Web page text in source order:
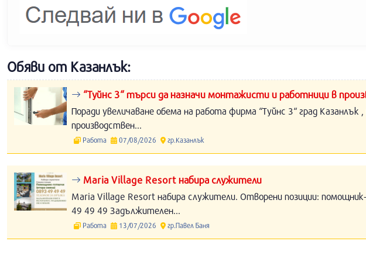
Обяви от Казанлък:
“Туйнс 3“ търси да назначи монтажисти и работници в
Поради увеличаване обема на работа фирма “Туйнс 3“ град
производствен...
Работа 07/08/2026 гр.Казанлък
Maria Village Resort набира служители
Maria Village Resort набира служители. Отворени позиции:
49 49 49 Задължителен...
Работа 13/07/2026 гр.Павел Баня